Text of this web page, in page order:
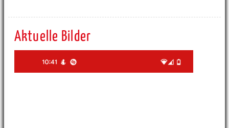
Aktuelle Bilder